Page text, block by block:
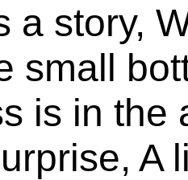
a story,
small
is in
A